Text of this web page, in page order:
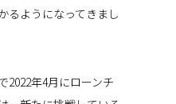
るようになってきまし
2022年4月にローンチ